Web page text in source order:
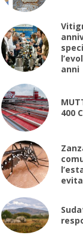
anni
400